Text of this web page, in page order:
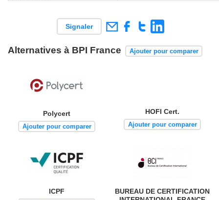
Signaler
Alternatives à BPI France Ajouter pour comparer
Polycert
Ajouter pour comparer
HOFI Cert.
Ajouter pour comparer
ICPF
BUREAU DE CERTIFICATION